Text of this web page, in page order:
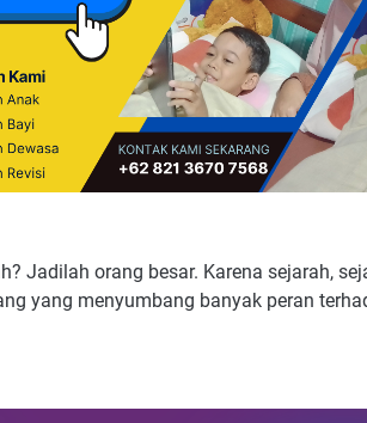
Jadilah orang besar. Karena sejarah,
yang menyumbang banyak peran